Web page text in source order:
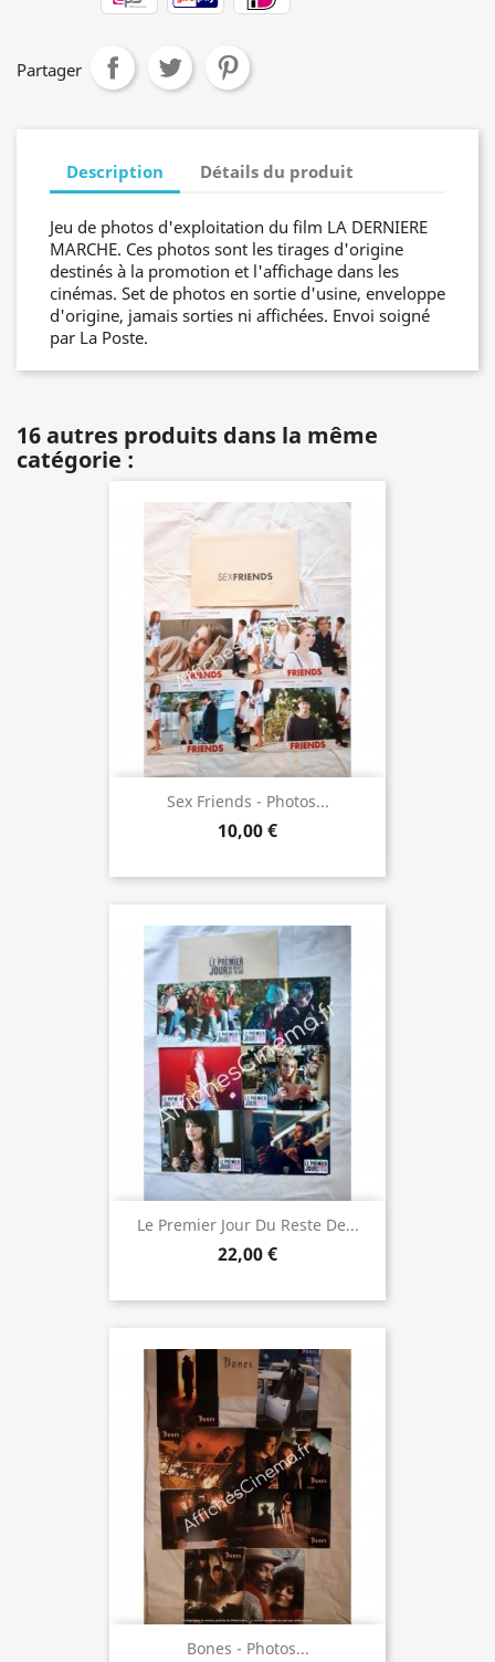
Partager
Description Détails du produit
Jeu de photos d'exploitation du film LA DERNIERE
MARCHE. Ces photos sont les tirages d'origine
destinés à la promotion et l'affichage dans les
cinémas. Set de photos en sortie d'usine, enveloppe
d'origine, jamais sorties ni affichées. Envoi soigné
par La Poste.
16 autres produits dans la même
catégorie :
Sex Friends - Photos...
10,00 €
Le Premier Jour Du Reste De...
22,00 €
Bones - Photos...